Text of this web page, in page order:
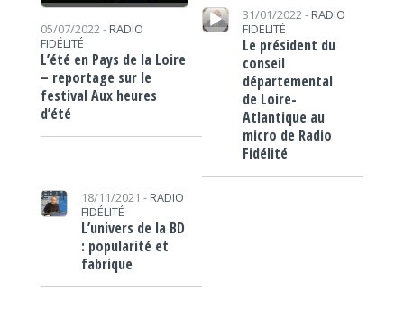
05/07/2022 - RADIO
FIDÉLITÉ
L’été en Pays de la Loire
– reportage sur le
festival Aux heures
d’été
Lecteur audio 31/01/2022 - RADIO
FIDÉLITÉ
Le président du
conseil
départemental
de Loire-
Atlantique au
micro de Radio
Fidélité
https://www.lafrap.fr/wp-content/uploads/2021/11/Tangui-Jossic-_-171121-e1637140858398.jpg
18/11/2021 - RADIO
FIDÉLITÉ
L’univers de la BD
: popularité et
fabrique